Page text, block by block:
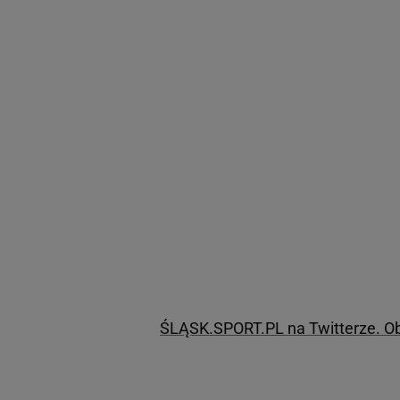
ŚLĄSK.SPORT.PL na Twitterze.